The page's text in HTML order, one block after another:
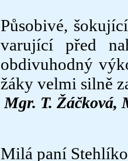
Působivé,
varující před
obdivuhodný
žáky velmi silně
Mgr. T. Žáčková,
Milá paní